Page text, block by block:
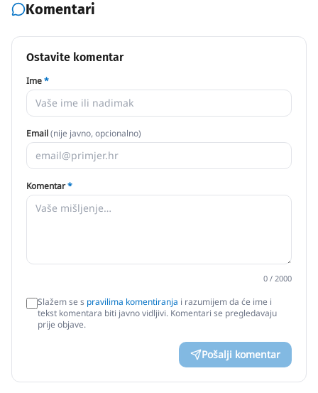
Komentari
Ostavite komentar
Ime*
Email(nije javno, opcionalno)
Komentar*
0 / 2000
Slažem se s pravilima komentiranja i razumijem da će ime i
tekst komentara biti javno vidljivi. Komentari se pregledavaju
prije objave.
Pošalji komentar